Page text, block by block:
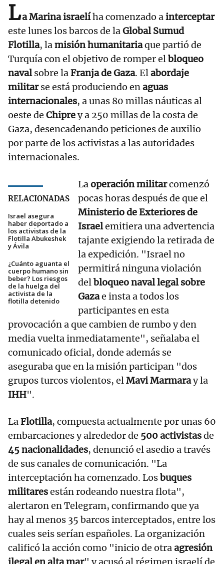
La Marina israelíha comenzado ainterceptar
este lunes los barcos de laGlobal Sumud
Flotilla, lamisión humanitariaque partió de
Turquía con el objetivo de romper elbloqueo
navalsobre laFranja de Gaza. Elabordaje
militarse está produciendo enaguas
internacionales, a unas 80 millas náuticas al
oeste de Chiprey a 250 millas de la costa de
Gaza, desencadenando peticiones de auxilio
por parte de los activistas a las autoridades
internacionales.
RELACIONADAS
Israel asegura
haber deportado a
los activistas de la
Flotilla Abukeshek
y Ávila
¿Cuánto aguanta el
cuerpo humano sin
beber? Los riesgos
de la huelga del
activista de la
flotilla detenido
Laoperación militarcomenzó
pocas horas después de que el
Ministerio de Exteriores de
Israelemitiera una advertencia
tajante exigiendo la retirada de
la expedición. "Israel no
permitirá ninguna violación
delbloqueo naval legal sobre
Gazae insta a todos los
participantes en esta
provocación a que cambien de rumbo y den
media vuelta inmediatamente", señalaba el
comunicado oficial, donde además se
aseguraba que en la misión participan "dos
grupos turcos violentos, elMavi Marmaray la
IHH".
LaFlotilla, compuesta actualmente por unas 60
embarcaciones y alrededor de 500 activistasde
45 nacionalidades, denunció el asedio a través
de sus canales de comunicación. "La
interceptación ha comenzado. Losbuques
militaresestán rodeando nuestra flota",
alertaron en Telegram, confirmando que ya
hay al menos 35 barcos interceptados, entre los
cuales seis serían españoles. La organización
calificó la acción como "inicio de otraagresión